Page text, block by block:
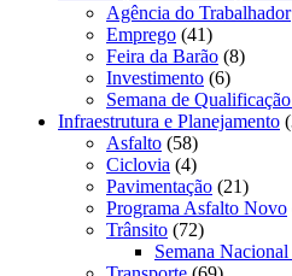
Agência do Trabalhador
Emprego (41)
Feira da Barão (8)
Investimento (6)
Semana de
Infraestrutura e Planejamento
Asfalto (58)
Ciclovia (4)
Pavimentação (21)
Programa Asfalto Novo
Trânsito (72)
Semana